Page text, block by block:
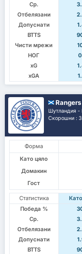
Ср.
Отбелязани
Допуснати
BTTS
Чисти мрежи
НОГ
xG
xGA
Rangers
Шутландия
Скорошни :
Форма
Като цяло
Домакин
Гост
Статистика
Победа %
Ср.
Отбелязани
Допуснати
BTTS